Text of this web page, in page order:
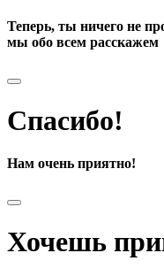
Теперь, ты ничего не
мы обо всем расскажем
Спасибо!
Нам очень приятно!
Хочешь